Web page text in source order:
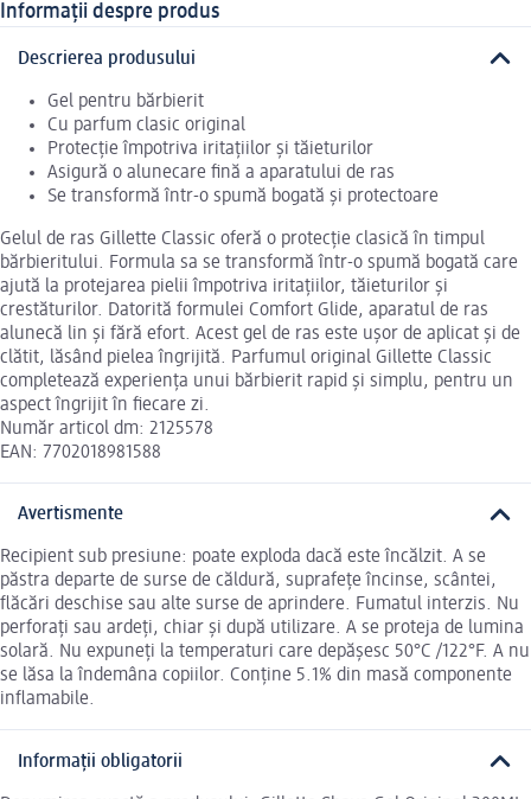
Informații despre produs
Descrierea produsului
Gel pentru bărbierit
Cu parfum clasic original
Protecție împotriva iritațiilor și tăieturilor
Asigură o alunecare fină a aparatului de ras
Se transformă într-o spumă bogată și protectoare
Gelul de ras Gillette Classic oferă o protecție clasică în timpul
bărbieritului. Formula sa se transformă într-o spumă bogată care
ajută la protejarea pielii împotriva iritațiilor, tăieturilor și
crestăturilor. Datorită formulei Comfort Glide, aparatul de ras
alunecă lin și fără efort. Acest gel de ras este ușor de aplicat și de
clătit, lăsând pielea îngrijită. Parfumul original Gillette Classic
completează experiența unui bărbierit rapid și simplu, pentru un
aspect îngrijit în fiecare zi.
Număr articol dm: 2125578
EAN: 7702018981588
Avertismente
Recipient sub presiune: poate exploda dacă este încălzit. A se
păstra departe de surse de căldură, suprafețe încinse, scântei,
flăcări deschise sau alte surse de aprindere. Fumatul interzis. Nu
perforați sau ardeți, chiar și după utilizare. A se proteja de lumina
solară. Nu expuneți la temperaturi care depășesc 50°C /122°F. A nu
se lăsa la îndemâna copiilor. Conţine 5.1% din masă componente
inflamabile.
Informații obligatorii